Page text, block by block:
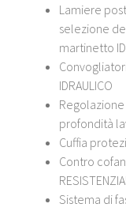
Lamiere
selezione
martinetto
IDRAULICO
Regolazione
profondità
Cuffia
Contro
Sistema di